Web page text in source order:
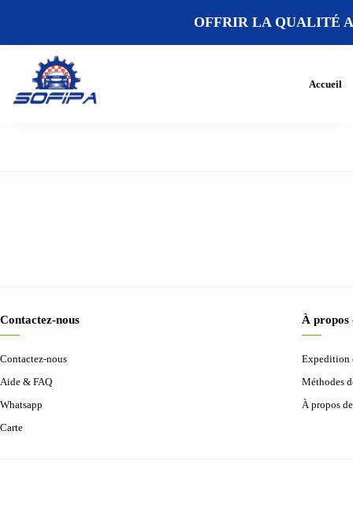
OFFRIR LA QUALITÉ
Accueil
Contactez-nous
Contactez-nous
Aide & FAQ
Whatsapp
Carte
À propos
Expedition
Méthodes
À propos